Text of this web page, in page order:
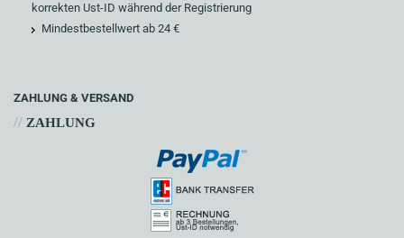
korrekten Ust-ID während der Registrierung
Mindestbestellwert ab 24 €
ZAHLUNG & VERSAND
// ZAHLUNG